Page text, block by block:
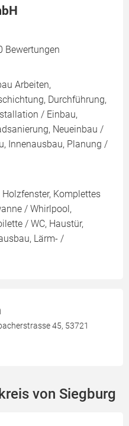
Bewertungen
Arbeiten,
Durchführung,
/ Einbau,
Neueinbau /
Innenausbau, Planung /
Komplettes
/ Whirlpool,
/ WC, Haustür,
Lärm- /
45, 53721
von Siegburg